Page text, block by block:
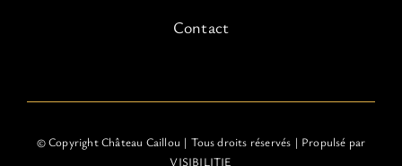
Contact
© Copyright Château Caillou | Tous droits réservés | Propulsé par
VISIBILITIE